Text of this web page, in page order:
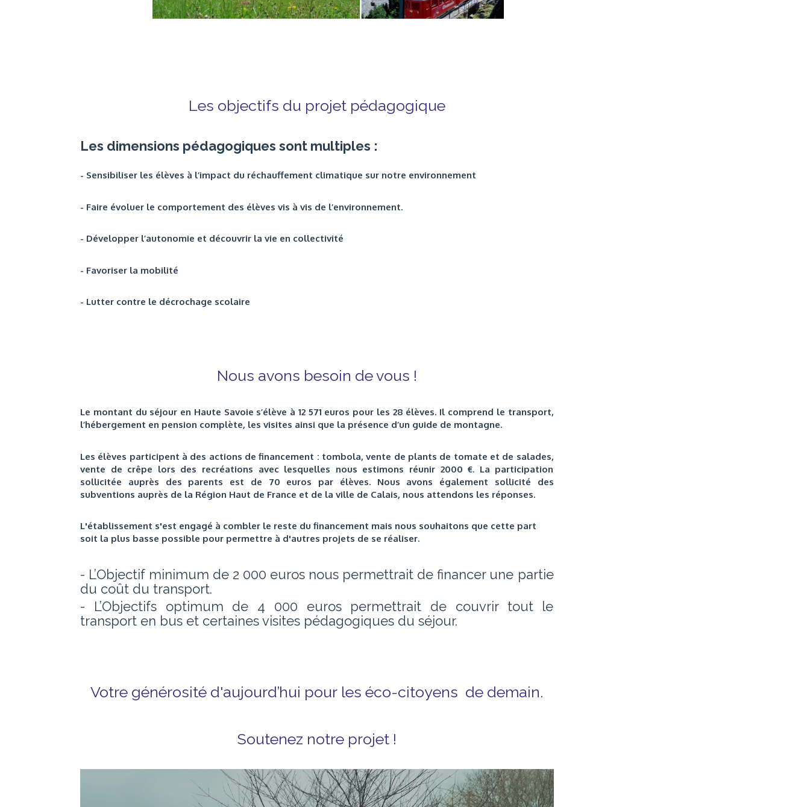
Les objectifs du projet pédagogique
Les dimensions pédagogiques sont multiples :
- Sensibiliser les élèves à l’impact du réchauffement climatique sur notre environnement
- Faire évoluer le comportement des élèves vis à vis de l’environnement.
- Développer l’autonomie et découvrir la vie en collectivité
- Favoriser la mobilité
- Lutter contre le décrochage scolaire
Nous avons besoin de vous !
Le montant du séjour en Haute Savoie s’élève à 12 571 euros pour les 28 élèves. Il comprend le transport,
l’hébergement en pension complète, les visites ainsi que la présence d’un guide de montagne.
Les élèves participent à des actions de financement : tombola, vente de plants de tomate et de salades,
vente de crêpe lors des recréations avec lesquelles nous estimons réunir 2000 €. La participation
sollicitée auprès des parents est de 70 euros par élèves. Nous avons également sollicité des
subventions auprès de la Région Haut de France et de la ville de Calais, nous attendons les réponses.
L'établissement s'est engagé à combler le reste du financement mais nous souhaitons que cette part
soit la plus basse possible pour permettre à d'autres projets de se réaliser.
- L’Objectif minimum de 2 000 euros nous permettrait de financer une partie
du coût du transport.
- L’Objectifs optimum de 4 000 euros permettrait de couvrir tout le
transport en bus et certaines visites pédagogiques du séjour.
Votre générosité d'aujourd’hui pour les éco-citoyens de demain.
Soutenez notre projet !